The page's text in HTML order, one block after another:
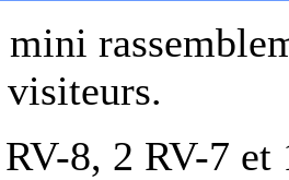
8, 2 RV-7 et